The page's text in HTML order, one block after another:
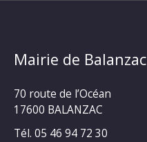
Mairie de Balanzac
70 route de l’Océan
17600 BALANZAC
Tél. 05 46 94 72 30